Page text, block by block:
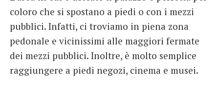
coloro che si spostano a piedi o con i mezzi
pubblici. Infatti, ci troviamo in piena zona
pedonale e vicinissimi alle maggiori fermate
dei mezzi pubblici. Inoltre, è molto semplice
raggiungere a piedi negozi, cinema e musei.